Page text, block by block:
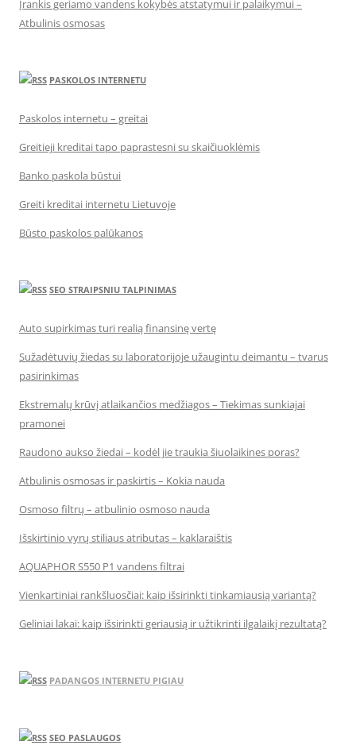
Įrankis geriamo vandens kokybės atstatymui ir palaikymui –
Atbulinis osmosas
PASKOLOS INTERNETU
Paskolos internetu – greitai
Greitieji kreditai tapo paprastesni su skaičiuoklėmis
Banko paskola būstui
Greiti kreditai internetu Lietuvoje
Būsto paskolos palūkanos
SEO STRAIPSNIU TALPINIMAS
Auto supirkimas turi realią finansinę vertę
Sužadėtuvių žiedas su laboratorijoje užaugintu deimantu – tvarus
pasirinkimas
Ekstremalų krūvį atlaikančios medžiagos – Tiekimas sunkiajai
pramonei
Raudono aukso žiedai – kodėl jie traukia šiuolaikines poras?
Atbulinis osmosas ir paskirtis – Kokia nauda
Osmoso filtrų – atbulinio osmoso nauda
Išskirtinio vyrų stiliaus atributas – kaklaraištis
AQUAPHOR S550 P1 vandens filtrai
Vienkartiniai rankšluosčiai: kaip išsirinkti tinkamiausią variantą?
Geliniai lakai: kaip išsirinkti geriausią ir užtikrinti ilgalaikį rezultatą?
PADANGOS INTERNETU PIGIAU
SEO PASLAUGOS